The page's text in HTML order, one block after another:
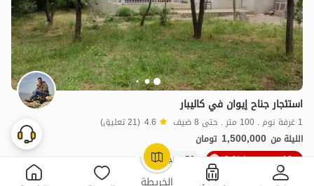
الخريطة OpenStreetMap
استئجار جناح إيوان في كاليبار
1 غرفة نوم . 100 متر . حتى 8 ضيف 4.6 (21 تعليق)
الليلة من 1,500,000 تومان
10٪ خصم من ليلة 3
50+ حجز ناجح